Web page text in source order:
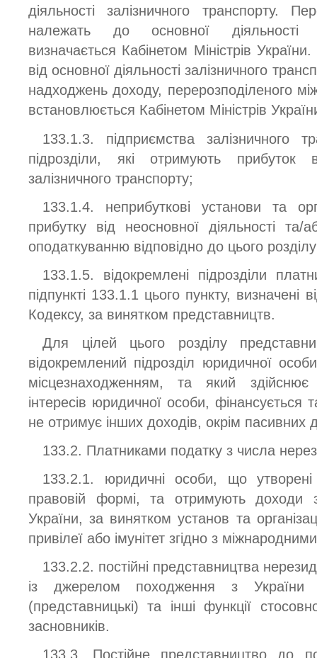
діяльності залізничного транспорту.
належать до основної діяльності
визначається Кабінетом Міністрів
від основної діяльності залізничного
надходжень доходу, перерозподіленого
встановлюється Кабінетом Міністрів
133.1.3. підприємства залізничного
підрозділи, які отримують прибуток
залізничного транспорту;
133.1.4. неприбуткові установи та
прибутку від неосновної діяльності
оподаткуванню відповідно до цього
133.1.5. відокремлені підрозділи
підпункті 133.1.1 цього пункту, визначені
Кодексу, за винятком представництв.
Для цілей цього розділу
відокремлений підрозділ юридичної
місцезнаходженням, та який
інтересів юридичної особи,
не отримує інших доходів, окрім пасивних
133.2. Платниками податку з числа
133.2.1. юридичні особи, що утворені
правовій формі, та отримують
України, за винятком установ та
привілеї або імунітет згідно з
133.2.2. постійні представництва
із джерелом походження з України
(представницькі) та інші функції
засновників.
133.3. Постійне представництво до